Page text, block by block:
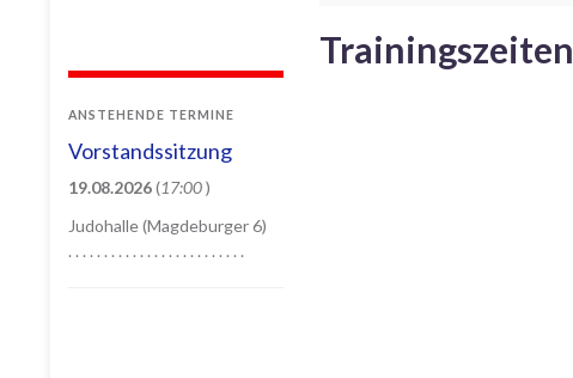
Trainingszeiten
ANSTEHENDE TERMINE
Vorstandssitzung
19.08.2026(17:00)
Judohalle (Magdeburger 6)
. . . . . . . . . . . . . . . . . . . . . . . . .